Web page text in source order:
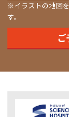
※イラストの地図
す。